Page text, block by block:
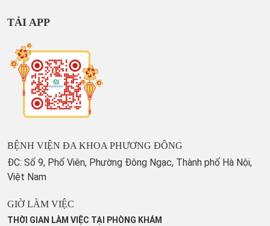
TẢI APP
BỆNH VIỆN ĐA KHOA PHƯƠNG ĐÔNG
ĐC: Số 9, Phố Viên, Phường Đông Ngạc, Thành phố Hà Nội,
Việt Nam
GIỜ LÀM VIỆC
THỜI GIAN LÀM VIỆC TẠI PHÒNG KHÁM